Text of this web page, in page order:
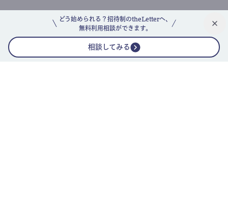
どう始められる？招待制のtheLetterへ、
無料利用相談ができます。
相談してみる